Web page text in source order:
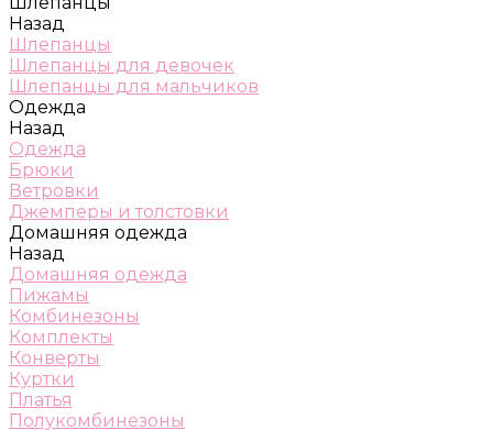
Назад
Шлепанцы
Шлепанцы для девочек
Шлепанцы для мальчиков
Одежда
Назад
Одежда
Брюки
Ветровки
Джемперы и толстовки
Домашняя одежда
Назад
Домашняя одежда
Пижамы
Комбинезоны
Комплекты
Конверты
Куртки
Платья
Полукомбинезоны